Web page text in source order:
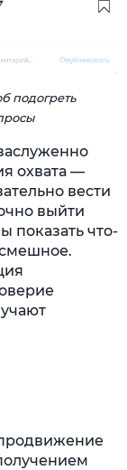
подогреть
охвата —
вести
выйти
показать что-